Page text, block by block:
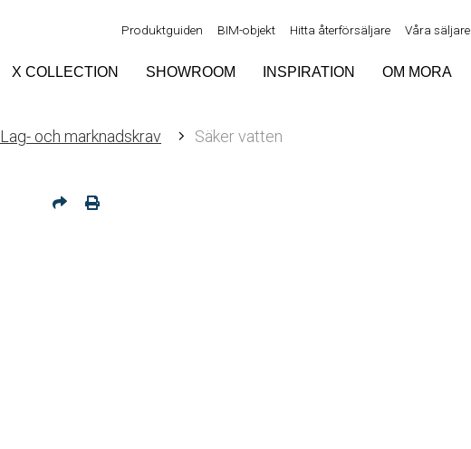
Produktguiden BIM-objekt Hitta återförsäljare Våra säljare
X COLLECTION SHOWROOM INSPIRATION OM MORA
Lag- och marknadskrav Säker vatten